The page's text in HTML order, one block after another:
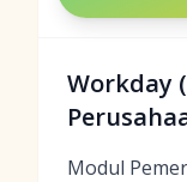
Workday
Modul